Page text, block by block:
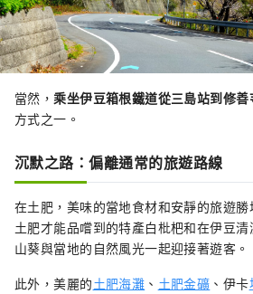
當然，乘坐伊豆箱根鐵道從三島站到修善
方式之一。
沉默之路：偏離通常的旅遊路線
在土肥，美味的當地食材和安靜的旅遊
土肥才能品嚐到的特產白枇杷和在伊豆
山葵與當地的自然風光一起迎接著遊客。
此外，美麗的土肥海灘 、 土肥金礦 、伊卡